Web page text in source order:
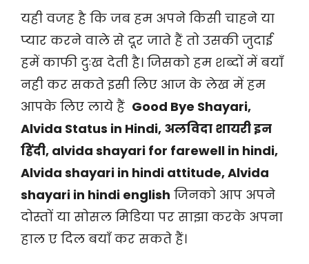
यही वजह है कि जब हम अपने किसी चाहने या
प्यार करने वाले से दूर जाते हैं तो उसकी जुदाई
हमें काफी दुःख देती है। जिसको हम शब्दों में बयाँ
नही कर सकते इसी लिए आज के लेख में हम
आपके लिए लाये हैं Good Bye Shayari,
Alvida Status in Hindi, अलविदा शायरी इन
हिंदी, alvida shayari for farewell in hindi,
Alvida shayari in hindi attitude, Alvida
shayari in hindi english जिनको आप अपने
दोस्तों या सोसल मिडिया पर साझा करके अपना
हाल ए दिल बयाँ कर सकते हैं।